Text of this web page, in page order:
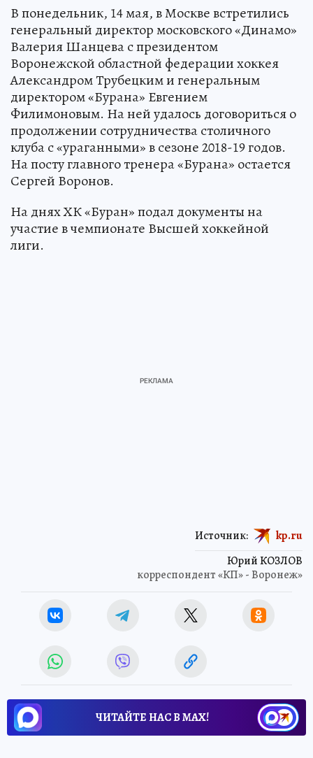
В понедельник, 14 мая, в Москве встретились
генеральный директор московского «Динамо»
Валерия Шанцева с президентом
Воронежской областной федерации хоккея
Александром Трубецким и генеральным
директором «Бурана» Евгением
Филимоновым. На ней удалось договориться о
продолжении сотрудничества столичного
клуба с «ураганными» в сезоне 2018-19 годов.
На посту главного тренера «Бурана» остается
Сергей Воронов.
На днях ХК «Буран» подал документы на
участие в чемпионате Высшей хоккейной
лиги.
Юрий КОЗЛОВ
корреспондент «КП» - Воронеж»
Источник: kp.ru
ЧИТАЙТЕ НАС В МАХ!